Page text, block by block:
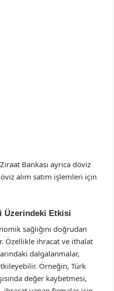
Bankası ayrıca döviz
alım satım işlemleri için
Üzerindeki Etkisi
sağlığını doğrudan
Özellikle ihracat ve ithalat
dalgalanmalar,
Örneğin, Türk
değer kaybetmesi,